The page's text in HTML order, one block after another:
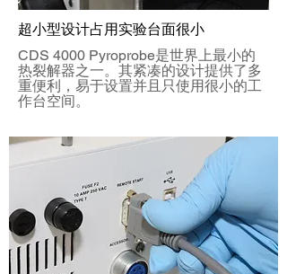
超小型设计占用实验台面很小
CDS 4000 Pyroprobe是世界上最小的
热裂解器之一。其紧凑的设计提供了多
重便利，易于设置并且只使用很小的工
作台空间。